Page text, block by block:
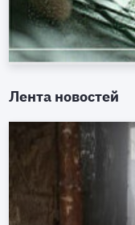
Лента новостей